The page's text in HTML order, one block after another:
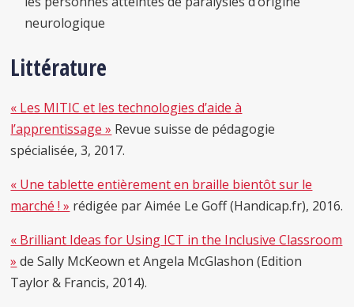
neurologique
Littérature
« Les MITIC et les technologies d’aide à
l’apprentissage » Revue suisse de pédagogie
spécialisée, 3, 2017.
« Une tablette entièrement en braille bientôt sur le
marché ! » rédigée par Aimée Le Goff (Handicap.fr), 2016.
« Brilliant Ideas for Using ICT in the Inclusive Classroom
» de Sally McKeown et Angela McGlashon (Edition
Taylor & Francis, 2014).